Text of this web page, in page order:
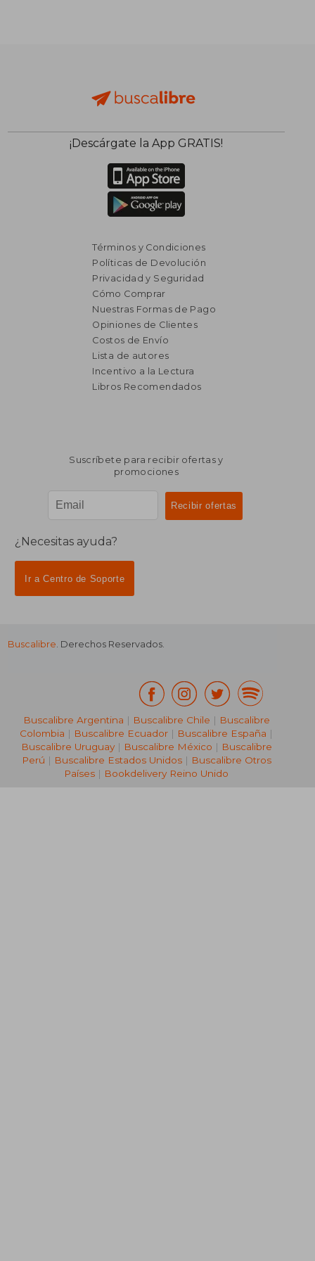
$ 2.360
¡Descárgate la App GRATIS!
Términos y Condiciones
Políticas de Devolución
Privacidad y Seguridad
Cómo Comprar
Nuestras Formas de Pago
Opiniones de Clientes
Costos de Envío
Lista de autores
Incentivo a la Lectura
Libros Recomendados
Suscríbete para recibir ofertas y
promociones
¿Necesitas ayuda?
Ir a Centro de Soporte
Buscalibre. Derechos Reservados.
Buscalibre Argentina | Buscalibre Chile | Buscalibre
Colombia | Buscalibre Ecuador | Buscalibre España |
Buscalibre Uruguay| Buscalibre México | Buscalibre
Perú | Buscalibre Estados Unidos| Buscalibre Otros
Países | Bookdelivery Reino Unido